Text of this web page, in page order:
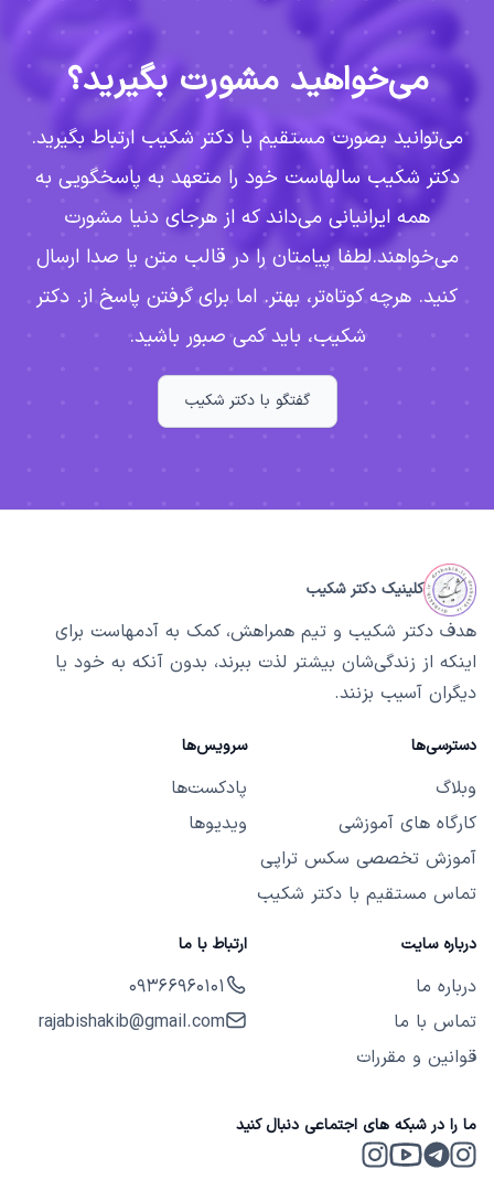
می‌خواهید مشورت بگیرید؟
می‌توانید بصورت مستقیم با دکتر شکیب ارتباط بگیرید.
دکتر شکیب سالهاست خود را متعهد به پاسخگویی به
همه ایرانیانی می‌داند که از هرجای دنیا مشورت
می‌خواهند.لطفا پیامتان را در قالب متن یا صدا ارسال
کنید. هرچه کوتاه‌تر، بهتر. اما برای گرفتن پاسخ از. دکتر
شکیب، باید کمی صبور باشید.
گفتگو با دکتر شکیب
کلینیک دکتر شکیب
هدف دکتر شکیب و تیم همراهش، کمک به آدمهاست برای
اینکه از زندگی‌شان بیشتر لذت ببرند، بدون آنکه به خود یا
دیگران آسیب بزنند.
دسترسی‌ها
وبلاگ
کارگاه های آموزشی
آموزش تخصصی سکس تراپی
تماس مستقیم با دکتر شکیب
سرویس‌ها
پادکست‌ها
ویدیوها
درباره سایت
درباره ما
تماس با ما
قوانین و مقررات
ارتباط با ما
09366960101
rajabishakib@gmail.com
ما را در شبکه های اجتماعی دنبال کنید